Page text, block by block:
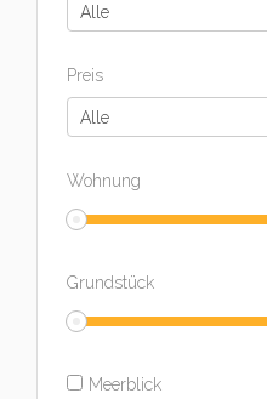
Alle
Preis
Alle
Wohnung
Grundstück
Meerblick